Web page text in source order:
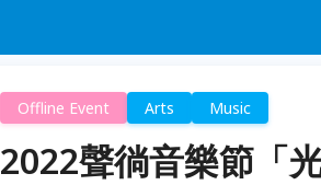
Offline Event Arts Music
2022聲徜音樂節「光